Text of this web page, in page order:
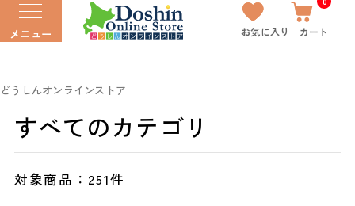
メニュー お気に入り カート
どうしんオンラインストア
すべてのカテゴリ
対象商品： 251件